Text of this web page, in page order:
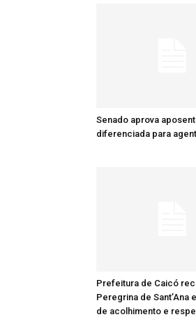
Senado aprova
diferenciada para
Prefeitura de Caicó
Peregrina de Sant’Ana
de acolhimento e